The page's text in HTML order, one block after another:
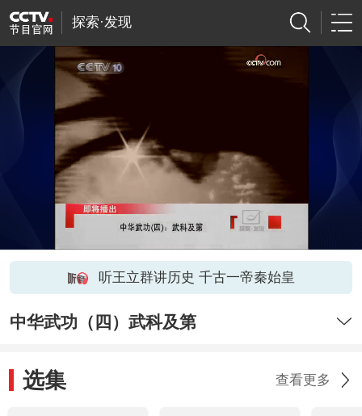
探索·发现
听王立群讲历史 千古一帝秦始皇
中华武功（四）武科及第
选集 查看更多